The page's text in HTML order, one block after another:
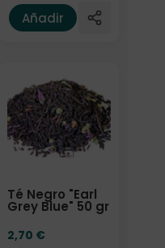
Añadir
Té Negro "Earl
Grey Blue" 50 gr
2,70 €
Elige: Peso/formato